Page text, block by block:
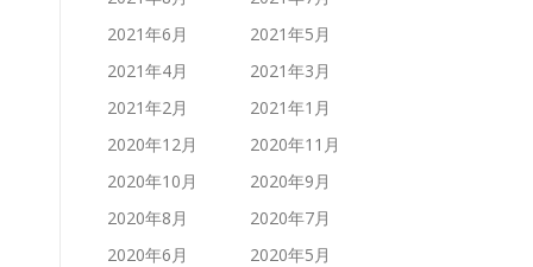
2021年6月
2021年5月
2021年4月
2021年3月
2021年2月
2021年1月
2020年12月
2020年11月
2020年10月
2020年9月
2020年8月
2020年7月
2020年6月
2020年5月